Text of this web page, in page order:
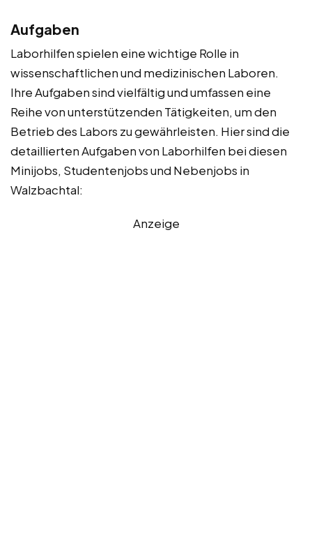
Aufgaben
Laborhilfen spielen eine wichtige Rolle in
wissenschaftlichen und medizinischen Laboren.
Ihre Aufgaben sind vielfältig und umfassen eine
Reihe von unterstützenden Tätigkeiten, um den
Betrieb des Labors zu gewährleisten. Hier sind die
detaillierten Aufgaben von Laborhilfen bei diesen
Minijobs, Studentenjobs und Nebenjobs in
Walzbachtal:
Anzeige